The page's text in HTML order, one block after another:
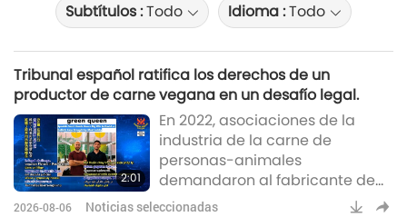
Subtítulos :Todo Idioma :Todo
Tribunal español ratifica los derechos de un
productor de carne vegana en un desafío legal.
2:01
En 2022, asociaciones de la
industria de la carne de
personas-animales
demandaron al fabricante de
carne vegana Heura Foods por
2026-08-06 Noticias seleccionadas